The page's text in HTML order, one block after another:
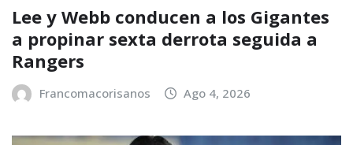
Lee y Webb conducen a los Gigantes
a propinar sexta derrota seguida a
Rangers
Francomacorisanos Ago 4, 2026